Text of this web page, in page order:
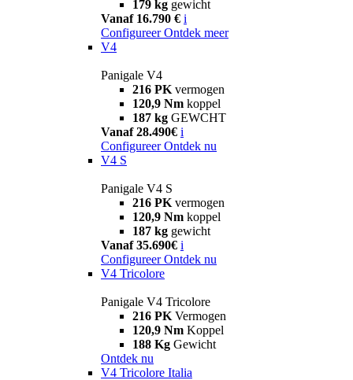
179 kg gewicht
Vanaf 16.790 € i
Configureer Ontdek meer
V4
Panigale V4
216 PK vermogen
120,9 Nm koppel
187 kg GEWCHT
Vanaf 28.490€ i
Configureer Ontdek nu
V4 S
Panigale V4 S
216 PK vermogen
120,9 Nm koppel
187 kg gewicht
Vanaf 35.690€ i
Configureer Ontdek nu
V4 Tricolore
Panigale V4 Tricolore
216 PK Vermogen
120,9 Nm Koppel
188 Kg Gewicht
Ontdek nu
V4 Tricolore Italia